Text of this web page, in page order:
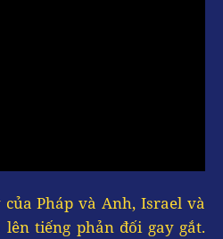
Pháp và Anh, Israel và
tiếng phản đối gay gắt.